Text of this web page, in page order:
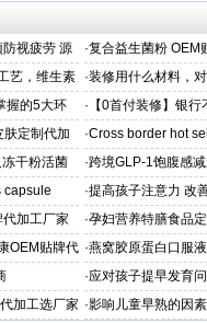
视疲劳 源
·复合益生菌粉 OEM
业制造商
艺，维生素
·装修用什么材料，
握的5大环
· 【0首付装修】银
贷，月供少还30%！
定制代加
·Cross border hot
干粉活菌
·跨境GLP-1饱腹感
capsule ·提高孩子注意力 改
加工厂家 ·孕妇营养特膳食品
工厂
OEM贴牌代 ·燕窝胶原蛋白口服
牌
·应对孩子提早发育
答案
加工选厂家 ·影响儿童早熟的因